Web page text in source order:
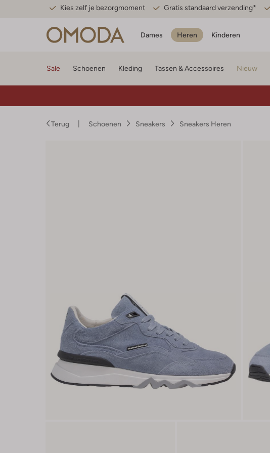
Kies zelf je bezorgmoment Gratis standaard verzending*
Dames Heren Kinderen
Sale Schoenen Kleding Tassen & Accessoires Nieuw
Terug Schoenen Sneakers Sneakers Heren